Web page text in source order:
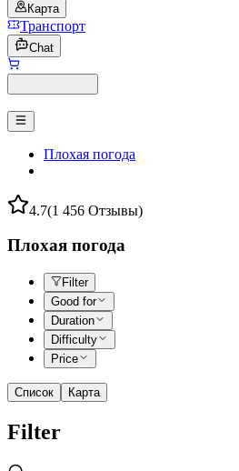
Карта
Транспорт
Chat
Плохая погода
4.7(1 456 Отзывы)
Плохая погода
Filter
Good for
Duration
Difficulty
Price
Список Карта
Filter